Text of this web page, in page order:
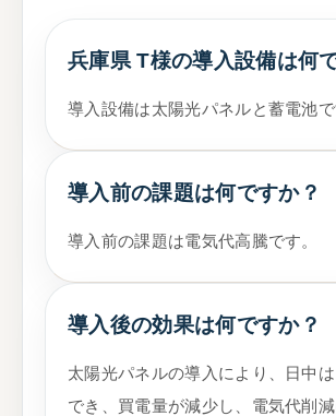
兵庫県 T様の導入設備は何
導入設備は太陽光パネルと蓄電池で
導入前の課題は何ですか？
導入前の課題は電気代高騰です。
導入後の効果は何ですか？
太陽光パネルの導入により、日中
でき、買電量が減少し、電気代削